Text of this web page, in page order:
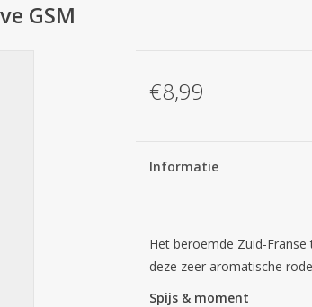
GSM
€8,99
Informatie
Het beroemde Zuid-Franse
deze zeer aromatische
Spijs & moment